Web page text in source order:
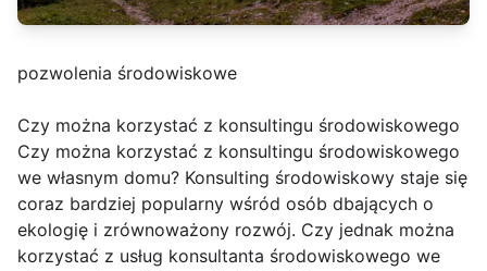
pozwolenia środowiskowe
Czy można korzystać z konsultingu środowiskowego
Czy można korzystać z konsultingu środowiskowego
we własnym domu? Konsulting środowiskowy staje się
coraz bardziej popularny wśród osób dbających o
ekologię i zrównoważony rozwój. Czy jednak można
korzystać z usług konsultanta środowiskowego we